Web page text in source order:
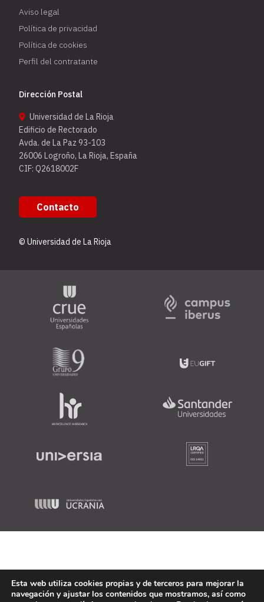
Aviso legal
Política de privacidad
Política de cookies
Perfil del contratante
Dirección Postal
Universidad de La Rioja
Edificio de Rectorado
Avda. de La Paz 93-103
26006 Logroño, La Rioja, España
CIF: Q2618002F
Contacto
© Universidad de La Rioja
Esta web utiliza cookies propias y de terceros para mejorar la
navegación y ajustar los contenidos que mostramos, así como